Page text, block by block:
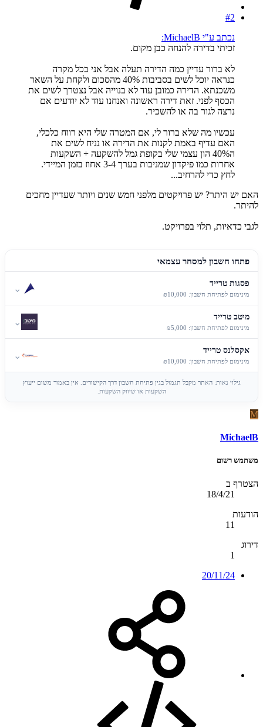
#2
נכתב ע"י MichaelB:
זכיתי בדירה להנחה כבן מקום.
לא ברור עדיין כמה הדירה תעלה אבל אני בכל מקרה
כנראה יוכל לשים בסביבות 40% מהסכום ולקחת על השאר
משכנתא. הדירה כמובן עוד לא בנוייה אבל נצטרך לשים את
הכסף לפני. זאת דירה ראשונה ואנחנו עוד לא יודעים אם
נרצה לגור בה או להשכיר.
עכשיו מה שלא ברור לי, אם המטרה שלי היא רווח כלכלי,
האם עדיף באמת לקנות את הדירה או נניח לשים את
ה40% הון עצמי שלי בקופת גמל להשקעה + השקעות
אחרות כמו פיקדון שמניבות בערך 3-4 אחוז בזמן המיידי.
לחץ כדי להרחיב...
האם יש היתר? יש פרויקטים מלפני חמש שנים ויותר שעדיין מחכים
להיתר.
לגבי כדאיות, תלוי בפרויקט.
פתחו חשבון למסחר עצמאי
פסגות טרייד
מינימום לפתיחת חשבון: ₪10,000
⌄
מיטב טרייד
מינימום לפתיחת חשבון: ₪5,000
⌄
אקסלנס טרייד
מינימום לפתיחת חשבון: ₪10,000
⌄
גילוי נאות: האתר מקבל תגמול בגין פתיחת חשבון דרך הקישורים. אין באמור משום ייעוץ
השקעות או שיווק השקעות.
M
MichaelB
משתמש רשום
הצטרף ב
18/4/21
הודעות
11
דירוג
1
20/11/24